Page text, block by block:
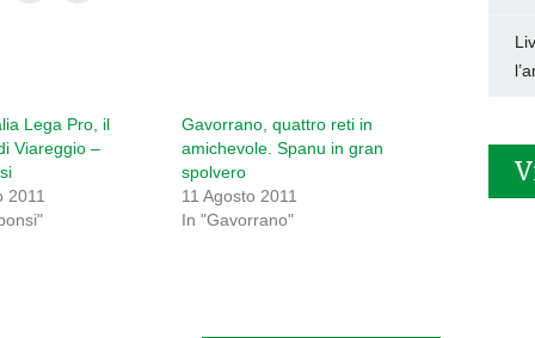
Lega Pro, il
Viareggio –
2011
Gavorrano, quattro reti in
amichevole. Spanu in gran
spolvero
11 Agosto 2011
In "Gavorrano"